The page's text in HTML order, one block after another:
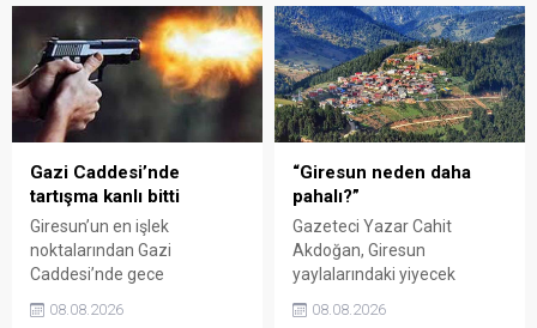
organizasyonun ardından
Kadın El Emeği Pazarı'nın
süresi de 16 Ağustos'a
kadar uzatıldı.
eleştirdi. Taşgöz, üreticinin
emeğinin karşılığını
alamadığını savunarak,
Giresun milletvekillerini
sessiz kalmakla suçladı.
Gazi Caddesi’nde
tartışma kanlı bitti
Giresun’un en işlek
noktalarından Gazi
Caddesi’nde gece
kavgada A.E. ayağından
08.08.2026
“Giresun neden daha
pahalı?”
Gazeteci Yazar Cahit
Akdoğan, Giresun
yaylalarındaki yiyecek
belirgin biçimde yüksek
08.08.2026